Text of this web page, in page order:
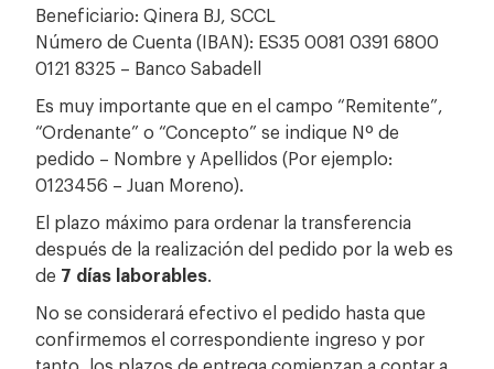
Beneficiario: Qinera BJ, SCCL
Número de Cuenta (IBAN): ES35 0081 0391 6800
0121 8325 – Banco Sabadell
Es muy importante que en el campo “Remitente”,
“Ordenante” o “Concepto” se indique Nº de
pedido – Nombre y Apellidos (Por ejemplo:
0123456 – Juan Moreno).
El plazo máximo para ordenar la transferencia
después de la realización del pedido por la web es
de 7 días laborables.
No se considerará efectivo el pedido hasta que
confirmemos el correspondiente ingreso y por